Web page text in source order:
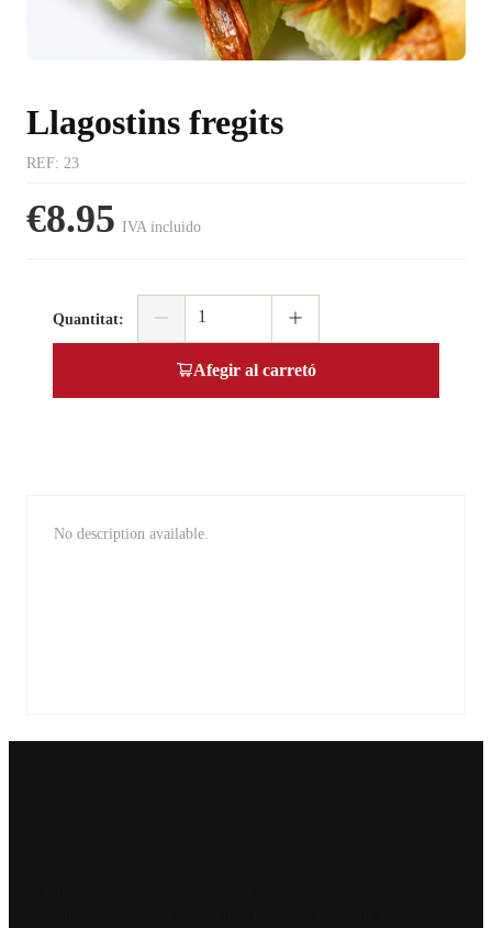
Llagostins fregits
REF: 23
€8.95 IVA incluido
Quantitat:
Afegir al carretó
No description available.